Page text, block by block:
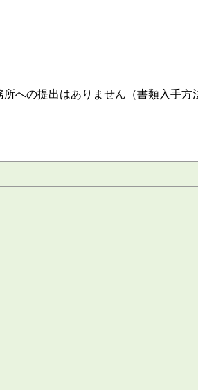
所への提出はありません（書類入手方